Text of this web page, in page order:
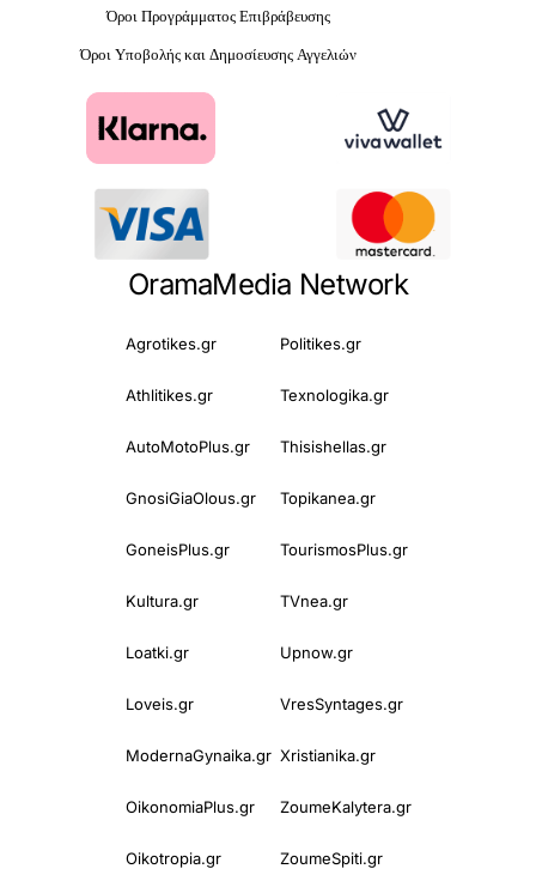
Όροι Προγράμματος Επιβράβευσης
Όροι Υποβολής και Δημοσίευσης Αγγελιών
OramaMedia Network
Agrotikes.gr Politikes.gr
Athlitikes.gr Texnologika.gr
AutoMotoPlus.gr Thisishellas.gr
GnosiGiaOlous.gr Topikanea.gr
GoneisPlus.gr TourismosPlus.gr
Kultura.gr TVnea.gr
Loatki.gr Upnow.gr
Loveis.gr VresSyntages.gr
ModernaGynaika.gr Xristianika.gr
OikonomiaPlus.gr ZoumeKalytera.gr
Oikotropia.gr ZoumeSpiti.gr